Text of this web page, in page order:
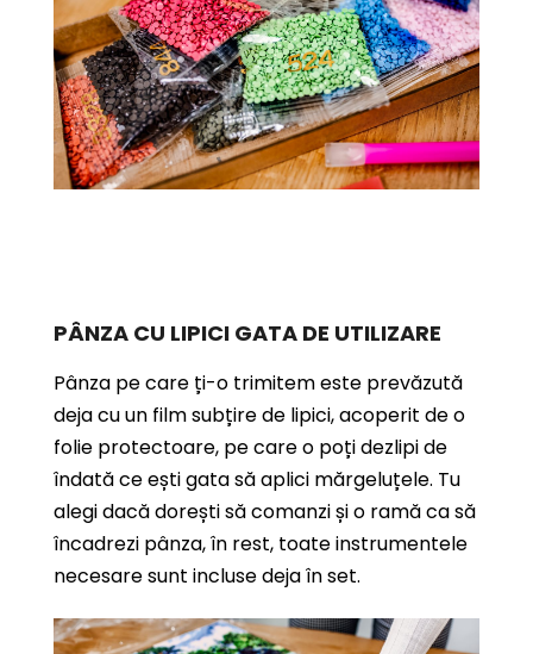
PÂNZA CU LIPICI GATA DE UTILIZARE
Pânza pe care ți-o trimitem este prevăzută
deja cu un film subțire de lipici, acoperit de o
folie protectoare, pe care o poți dezlipi de
îndată ce ești gata să aplici mărgeluțele. Tu
alegi dacă dorești să comanzi și o ramă ca să
încadrezi pânza, în rest, toate instrumentele
necesare sunt incluse deja în set.